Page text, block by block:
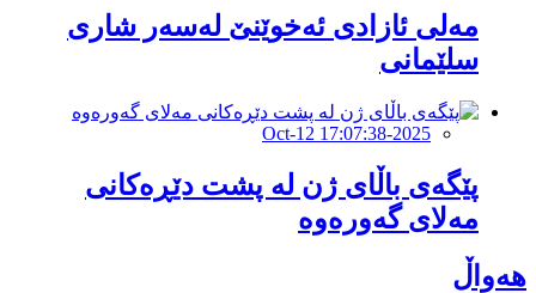
مەلی ئازادی ئەخوێنێ لەسەر شاری
سلێمانی
2025-Oct-12 17:07:38
پێگەی باڵای ژن لە پشت دێڕەکانی
مەلای گەورەوە
هەواڵ